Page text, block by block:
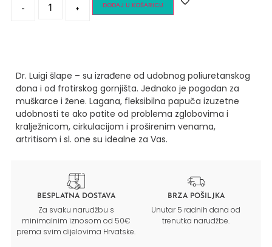
- + DODAJ U KOŠARICU
Dr. Luigi šlape – su izrađene od udobnog poliuretanskog
đona i od frotirskog gornjišta. Jednako je pogodan za
muškarce i žene. Lagana, fleksibilna papuča izuzetne
udobnosti te ako patite od problema zglobovima i
kralježnicom, cirkulacijom i proširenim venama,
artritisom i sl. one su idealne za Vas.
BESPLATNA DOSTAVA
Za svaku narudžbu s
minimalnim iznosom od 50€
prema svim dijelovima Hrvatske.
BRZA POŠILJKA
Unutar 5 radnih dana od
trenutka narudžbe.